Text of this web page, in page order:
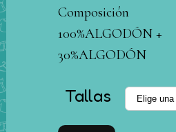
Composición
100%ALGODÓN +
30%ALGODÓN
Tallas